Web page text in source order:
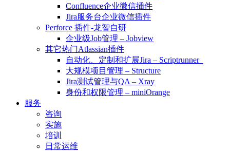
Confluence企业微信插件
Jira服务台企业微信插件
Perforce 插件-龙智自研
企业级Job管理 – Jobview
其它热门Atlassian插件
自动化、定制和扩展Jira – Scriptrunner
大规模项目管理 – Structure
Jira测试管理与QA – Xray
身份和权限管理 – miniOrange
服务
咨询
实施
培训
日常运维